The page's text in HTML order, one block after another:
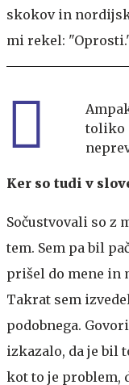
skokov in
mi rekel:
toliko
Ker so tudi v
Sočustvovali so z
tem. Sem pa bil
prišel do mene in
Takrat sem
podobnega.
izkazalo, da je bil
kot to je problem,